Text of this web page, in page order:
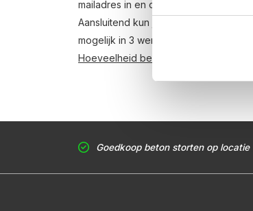
mailadres in en ontvang binnen
Aansluitend kun je middels de
mogelijk in 3 werkdagen. Weet je
Hoeveelheid berekenen
Goedkoop beton storten op locatie